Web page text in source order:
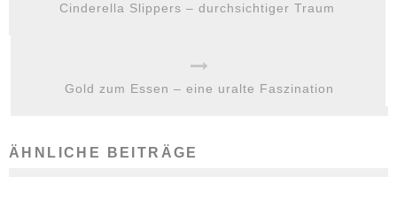
Cinderella Slippers – durchsichtiger Traum
Gold zum Essen – eine uralte Faszination
ÄHNLICHE BEITRÄGE